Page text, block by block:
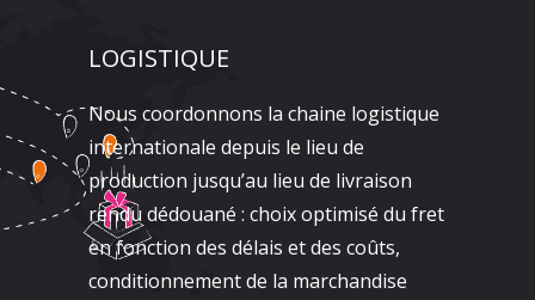
LOGISTIQUE
Nous coordonnons la chaine logistique
internationale depuis le lieu de
production jusqu’au lieu de livraison
rendu dédouané : choix optimisé du fret
en fonction des délais et des coûts,
conditionnement de la marchandise